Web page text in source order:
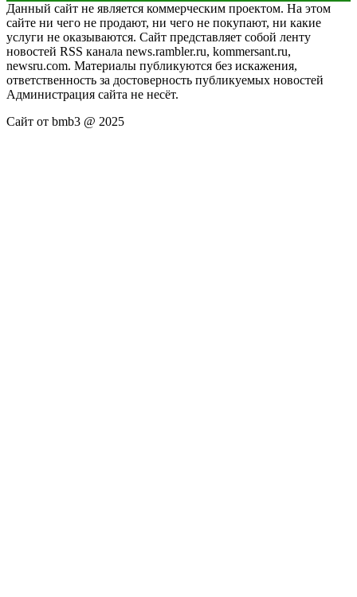
Данный сайт не является коммерческим проектом. На этом
сайте ни чего не продают, ни чего не покупают, ни какие
услуги не оказываются. Сайт представляет собой ленту
новостей RSS канала news.rambler.ru, kommersant.ru,
newsru.com. Материалы публикуются без искажения,
ответственность за достоверность публикуемых новостей
Администрация сайта не несёт.
Сайт от bmb3 @ 2025